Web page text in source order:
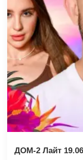
ДОМ-2 Лайт